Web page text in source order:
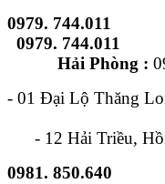
0979. 744.011
0979. 744.011
Hải Phòng :
- 01 Đại Lộ
- 12 Hải Triều,
0981. 850.640